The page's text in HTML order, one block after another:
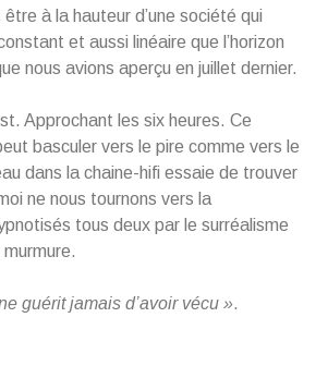
être à la hauteur d’une société qui
et aussi linéaire que l’horizon
nous avions aperçu en juillet dernier.
est. Approchant les six heures. Ce
basculer vers le pire comme vers le
dans la chaine-hifi essaie de trouver
ne nous tournons vers la
tous deux par le surréalisme
guérit jamais d’avoir vécu ».